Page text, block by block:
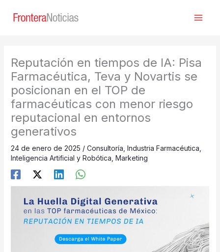
Reputación en tiempos de IA: Pisa
Farmacéutica, Teva y Novartis se
posicionan en el TOP de
farmacéuticas con menor riesgo
reputacional en entornos
generativos
24 de enero de 2025 / Consultoría Industria Farmacéutica
Inteligencia Artificial y Robótica Marketing